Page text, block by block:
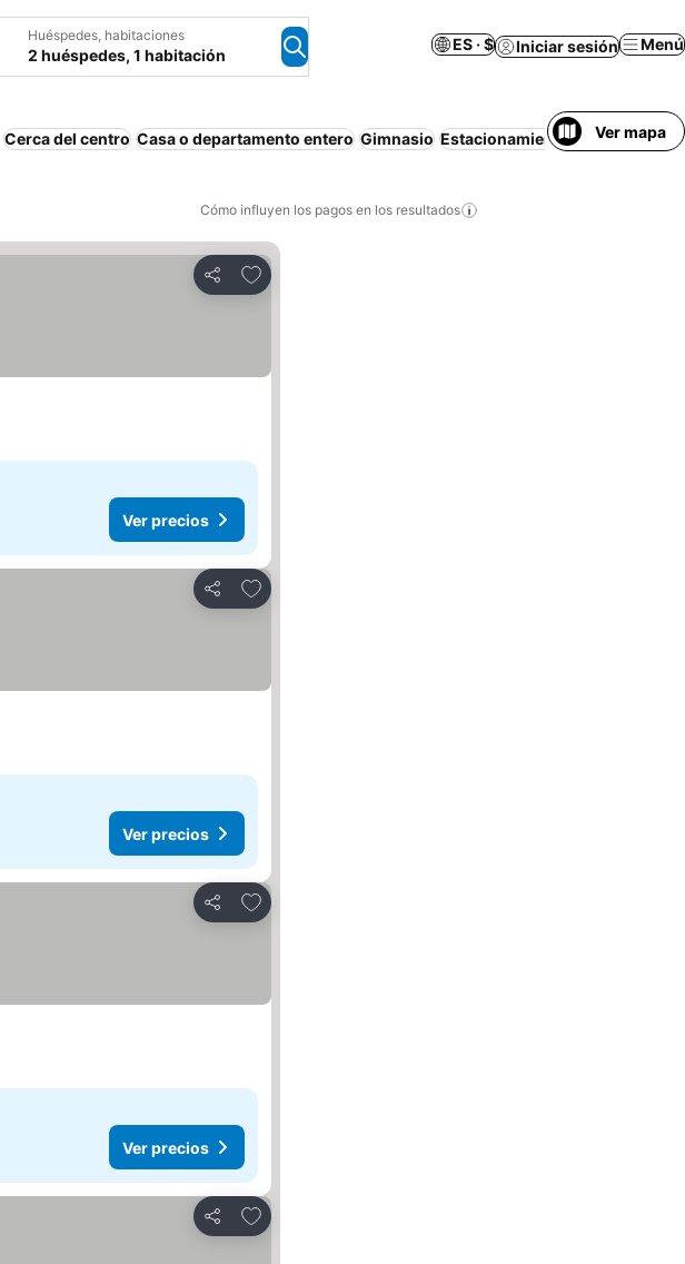
Huéspedes, habitaciones
2 huéspedes, 1 habitación
ES · $ Iniciar sesión Menú
Cerca del centro Casa o departamento entero Gimnasio Estacionamiento Desayuno
Ver mapa
Cómo influyen los pagos en los resultados
Compartir
Añadir a favoritos
Ver precios
Compartir
Añadir a favoritos
Ver precios
Compartir
Añadir a favoritos
Ver precios
Compartir
Añadir a favoritos